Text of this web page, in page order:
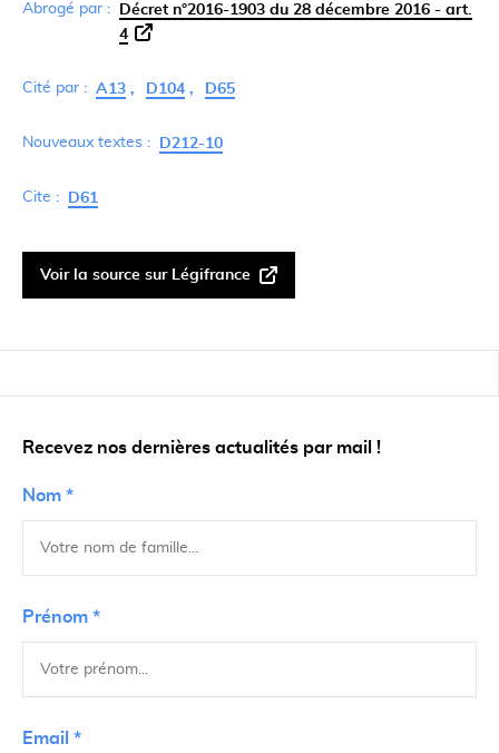
Abrogé par :
Décret n°2016-1903 du 28 décembre 2016 - art.
4
Cité par : A13 D104 D65
Nouveaux textes : D212-10
Cite : D61
Voir la source sur Légifrance
Recevez nos dernières actualités par mail !
Nom *
Prénom *
Email *